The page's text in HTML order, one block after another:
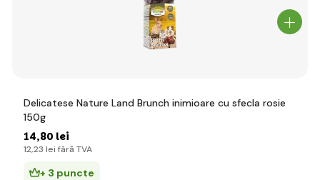
Delicatese Nature Land Brunch inimioare cu sfecla rosie
150g
14,80 lei
12,23 lei fără TVA
+ 3 puncte